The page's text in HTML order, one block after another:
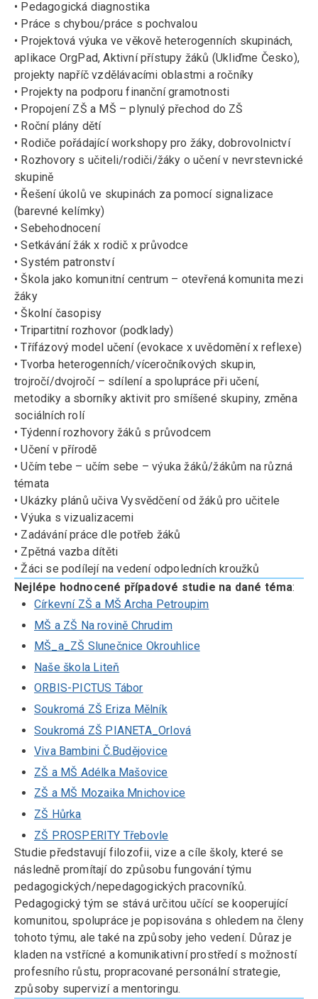
• Pedagogická diagnostika
• Práce s chybou/práce s pochvalou
• Projektová výuka ve věkově heterogenních skupinách,
aplikace OrgPad, Aktivní přístupy žáků (Ukliďme Česko),
projekty napříč vzdělávacími oblastmi a ročníky
• Projekty na podporu finanční gramotnosti
• Propojení ZŠ a MŠ – plynulý přechod do ZŠ
• Roční plány dětí
• Rodiče pořádající workshopy pro žáky, dobrovolnictví
• Rozhovory s učiteli/rodiči/žáky o učení v nevrstevnické
skupině
• Řešení úkolů ve skupinách za pomocí signalizace
(barevné kelímky)
• Sebehodnocení
• Setkávání žák x rodič x průvodce
• Systém patronství
• Škola jako komunitní centrum – otevřená komunita mezi
žáky
• Školní časopisy
• Tripartitní rozhovor (podklady)
• Třífázový model učení (evokace x uvědomění x reflexe)
• Tvorba heterogenních/víceročníkových skupin,
trojročí/dvojročí – sdílení a spolupráce při učení,
metodiky a sborníky aktivit pro smíšené skupiny, změna
sociálních rolí
• Týdenní rozhovory žáků s průvodcem
• Učení v přírodě
• Učím tebe – učím sebe – výuka žáků/žákům na různá
témata
• Ukázky plánů učiva Vysvědčení od žáků pro učitele
• Výuka s vizualizacemi
• Zadávání práce dle potřeb žáků
• Zpětná vazba dítěti
• Žáci se podílejí na vedení odpoledních kroužků
Nejlépe hodnocené případové studie na dané téma:
Církevní ZŠ a MŠ Archa Petroupim
MŠ a ZŠ Na rovině Chrudim
MŠ_a_ZŠ Slunečnice Okrouhlice
Naše škola Liteň
ORBIS-PICTUS Tábor
Soukromá ZŠ Eriza Mělník
Soukromá ZŠ PIANETA_Orlová
Viva Bambini Č.Budějovice
ZŠ a MŠ Adélka Mašovice
ZŠ a MŠ Mozaika Mnichovice
ZŠ Hůrka
ZŠ PROSPERITY Třebovle
Studie představují filozofii, vize a cíle školy, které se
následně promítají do způsobu fungování týmu
pedagogických/nepedagogických pracovníků.
Pedagogický tým se stává určitou učící se kooperující
komunitou, spolupráce je popisována s ohledem na členy
tohoto týmu, ale také na způsoby jeho vedení. Důraz je
kladen na vstřícné a komunikativní prostředí s možností
profesního růstu, propracované personální strategie,
způsoby supervizí a mentoringu.